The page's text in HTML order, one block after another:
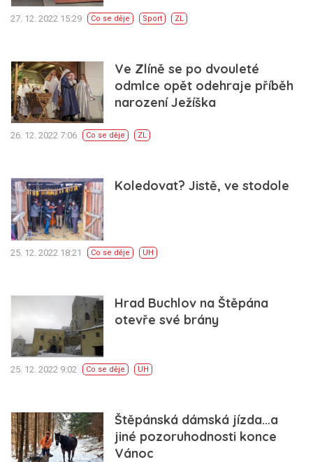
27. 12. 2022 15:29 Co se děje Sport ZL
Ve Zlíně se po dvouleté
odmlce opět odehraje příběh
narození Ježíška
26. 12. 2022 7:06 Co se děje ZL
Koledovat? Jistě, ve stodole
25. 12. 2022 18:21 Co se děje UH
Hrad Buchlov na Štěpána
otevře své brány
25. 12. 2022 9:02 Co se děje UH
Štěpánská dámská jízda…a
jiné pozoruhodnosti konce
Vánoc